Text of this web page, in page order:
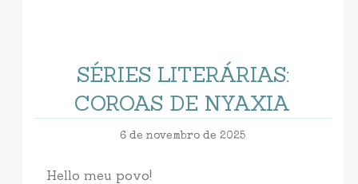
SÉRIES LITERÁRIAS:
COROAS DE NYAXIA
6 de novembro de 2025
Hello meu povo!